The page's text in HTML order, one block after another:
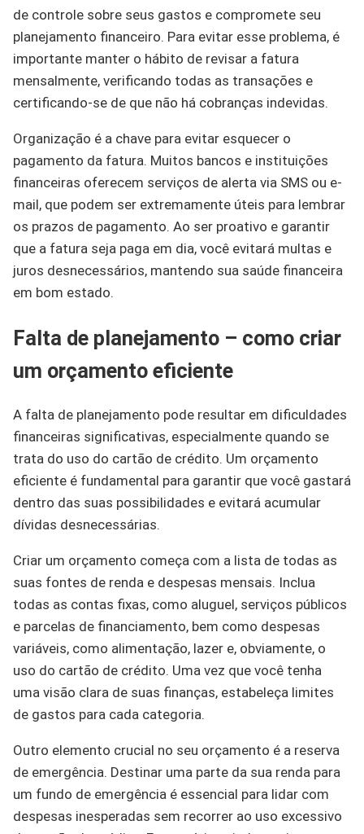
de controle sobre seus gastos e compromete seu
planejamento financeiro. Para evitar esse problema, é
importante manter o hábito de revisar a fatura
mensalmente, verificando todas as transações e
certificando-se de que não há cobranças indevidas.
Organização é a chave para evitar esquecer o
pagamento da fatura. Muitos bancos e instituições
financeiras oferecem serviços de alerta via SMS ou e-
mail, que podem ser extremamente úteis para lembrar
os prazos de pagamento. Ao ser proativo e garantir
que a fatura seja paga em dia, você evitará multas e
juros desnecessários, mantendo sua saúde financeira
em bom estado.
Falta de planejamento – como criar
um orçamento eficiente
A falta de planejamento pode resultar em dificuldades
financeiras significativas, especialmente quando se
trata do uso do cartão de crédito. Um orçamento
eficiente é fundamental para garantir que você gastará
dentro das suas possibilidades e evitará acumular
dívidas desnecessárias.
Criar um orçamento começa com a lista de todas as
suas fontes de renda e despesas mensais. Inclua
todas as contas fixas, como aluguel, serviços públicos
e parcelas de financiamento, bem como despesas
variáveis, como alimentação, lazer e, obviamente, o
uso do cartão de crédito. Uma vez que você tenha
uma visão clara de suas finanças, estabeleça limites
de gastos para cada categoria.
Outro elemento crucial no seu orçamento é a reserva
de emergência. Destinar uma parte da sua renda para
um fundo de emergência é essencial para lidar com
despesas inesperadas sem recorrer ao uso excessivo